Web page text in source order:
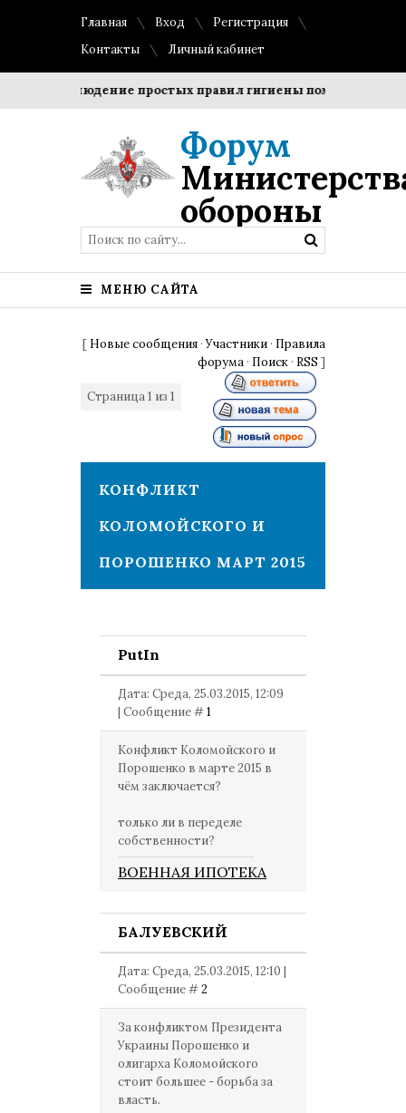
Главная Вход
Регистрация
Контакты
Личный кабинет
Соблюдение простых правил гигиены помогает
Форум
обороны
МЕНЮ САЙТА
[ Новые сообщения ·Участники · Правила
форума · Поиск · RSS ]
Страница1 из 1
КОНФЛИКТ
КОЛОМОЙСКОГО И
ПОРОШЕНКО МАРТ 2015
PutIn
Дата: Среда, 25.03.2015, 12:09
| Сообщение #1
Конфликт Коломойского и
Порошенко в марте 2015 в
чём заключается?
только ли в переделе
собственности?
ВОЕННАЯ ИПОТЕКА
БАЛУЕВСКИЙ
Дата: Среда, 25.03.2015, 12:10 |
Сообщение #2
За конфликтом Президента
Украины Порошенко и
олигарха Коломойского
стоит большее - борьба за
власть.